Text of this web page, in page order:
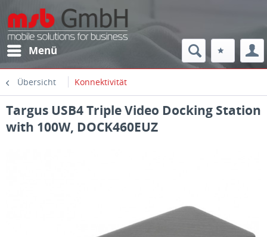
Menü
Übersicht Konnektivität
Targus USB4 Triple Video Docking Station
with 100W, DOCK460EUZ